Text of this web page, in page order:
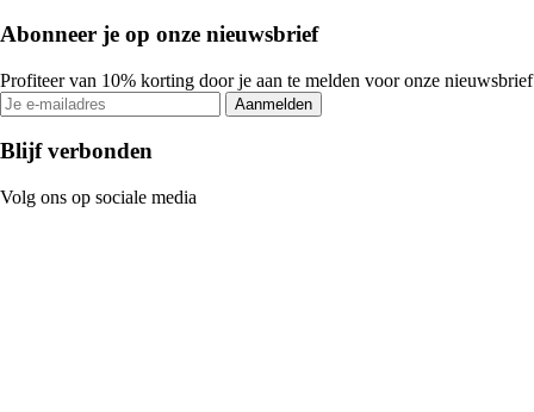
Abonneer je op onze nieuwsbrief
Profiteer van 10% korting door je aan te melden voor onze nieuwsbrief
Aanmelden
Blijf verbonden
Volg ons op sociale media